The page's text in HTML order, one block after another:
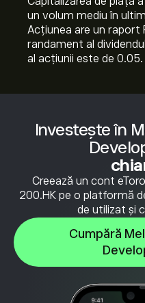
Investește în
Creează un cont
200.HK pe o platformă
de utilizat și
Cumpără
un volum mediu în
Acțiunea are un raport
randament al
al acțiunii este de 0.05.